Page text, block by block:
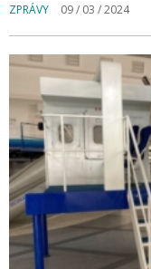
ZPRÁVY 09 / 03 / 2024